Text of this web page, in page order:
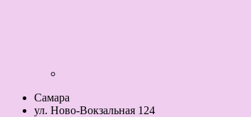
Самара
ул. Ново-Вокзальная 124